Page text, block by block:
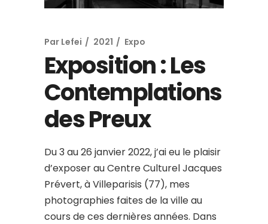
Par Lefei 2021 Expo
Exposition : Les
Contemplations
des Preux
Du 3 au 26 janvier 2022, j’ai eu le plaisir
d’exposer au Centre Culturel Jacques
Prévert, à Villeparisis (77), mes
photographies faites de la ville au
cours de ces dernières années. Dans